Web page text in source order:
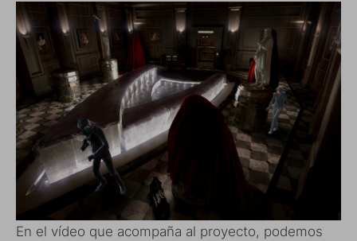
En el vídeo que acompaña al proyecto, podemos